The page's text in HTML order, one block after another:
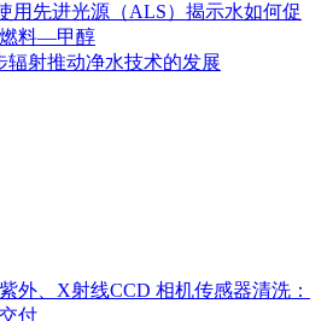
用先进光源（ALS）揭示水如何促
料—甲醇
辐射推动净水技术的发展
外、X射线CCD 相机传感器清洗：
付